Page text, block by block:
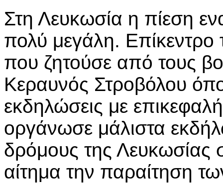
Στη Λευκωσία η πίεση
πολύ μεγάλη.
που ζητούσε από τους
Κεραυνός Στροβόλου
εκδηλώσεις με
οργάνωσε μάλιστα
δρόμους της Λευκωσίας
αίτημα την παραίτηση